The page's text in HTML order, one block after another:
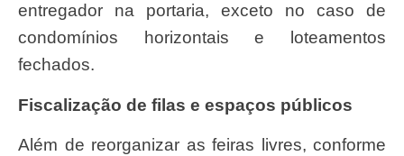
entregador na portaria, exceto no caso de
condomínios horizontais e loteamentos
fechados.
Fiscalização de filas e espaços públicos
Além de reorganizar as feiras livres, conforme